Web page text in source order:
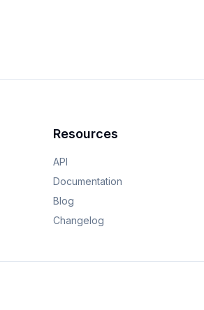
Resources
API
Documentation
Blog
Changelog